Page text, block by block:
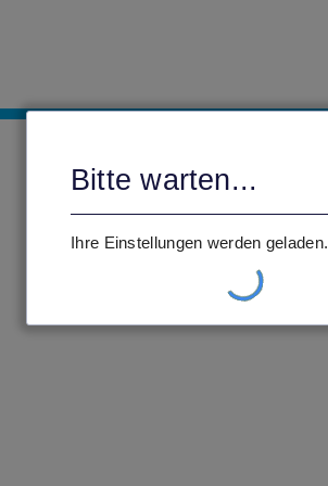
Bitte warten...
Ihre Einstellungen werden geladen.